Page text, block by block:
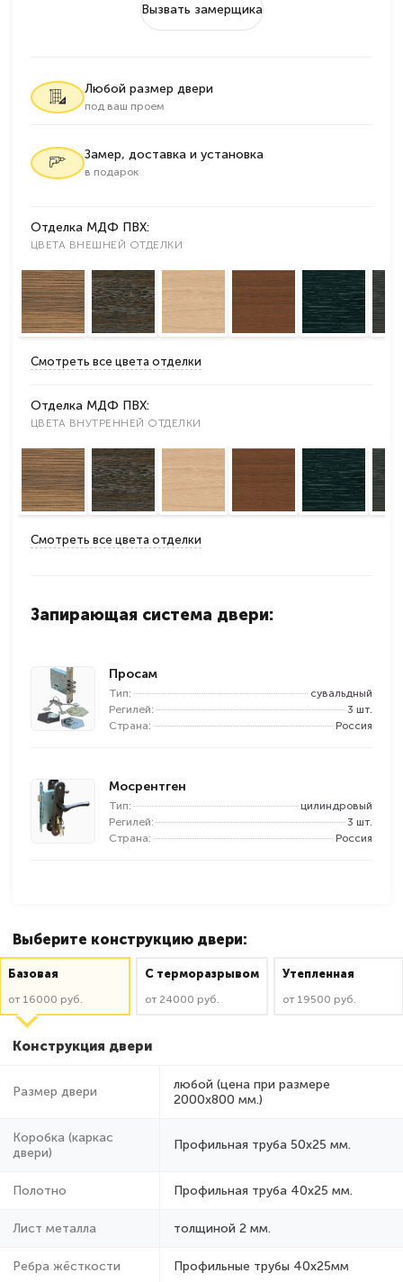
Вызвать замерщика
Любой размер двери
под ваш проем
Замер, доставка и установка
в подарок
Отделка МДФ ПВХ:
ЦВЕТА ВНЕШНЕЙ ОТДЕЛКИ
Смотреть все цвета отделки
Отделка МДФ ПВХ:
ЦВЕТА ВНУТРЕННЕЙ ОТДЕЛКИ
Смотреть все цвета отделки
Запирающая система двери:
Просам
Тип:
сувальдный
Регилей:
3 шт.
Страна:
Россия
Мосрентген
Тип:
цилиндровый
Регилей:
3 шт.
Страна:
Россия
Выберите конструкцию двери:
Базовая
от 16000 руб.
C терморазрывом
от 24000 руб.
Утепленная
от 19500 руб.
Конструкция двери
Размер двери
любой (цена при размере
2000x800 мм.)
Коробка (каркас
двери)
Профильная труба 50х25 мм.
Полотно Профильная труба 40х25 мм.
Лист металла толщиной 2 мм.
Ребра жёсткости Профильные трубы 40х25мм